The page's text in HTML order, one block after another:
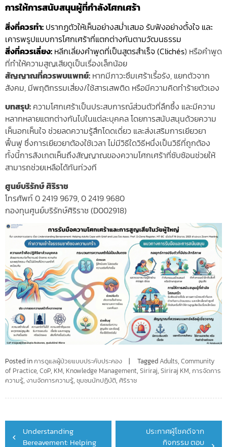
การให้การสนับสนุนผู้ที่กำลังโศกเศร้า
สิ่งที่ควรทำ: ปรากฏตัวให้เห็นอย่างสม่ำเสมอ รับฟังอย่างตั้งใจ และ
เคารพรูปแบบการโศกเศร้าที่แตกต่างกันตามวัฒนธรรม
สิ่งที่ควรเลี่ยง: หลีกเลี่ยงคำพูดที่เป็นสูตรสำเร็จ (Clichés) หรือคำพูด
ที่ทำให้ความสูญเสียดูเป็นเรื่องเล็กน้อย
สัญญาณที่ควรพบแพทย์: หากมีภาวะซึมเศร้าเรื้อรัง, แยกตัวจาก
สังคม, มีพฤติกรรมเสี่ยง/ใช้สารเสพติด หรือมีความคิดทำร้ายตัวเอง
บทสรุป: ความโศกเศร้าเป็นประสบการณ์ส่วนตัวที่ลึกซึ้ง และมีความ
หลากหลายแตกต่างกันไปในแต่ละบุคคล โดยการสนับสนุนด้วยความ
เห็นอกเห็นใจ ช่วยลดความรู้สึกโดดเดี่ยว และส่งเสริมการเยียวยา
ฟื้นฟู ซึ่งการเยียวยาต้องใช้เวลา ไม่มีวิธีใดวิธีหนึ่งเป็นวิธีที่ถูกต้อง
ทั้งนี้การสังเกตเห็นถึงสัญญาณของความโศกเศร้าที่ซับซ้อนช่วยให้
สามารถช่วยเหลือได้ทันท่วงที
ศูนย์บริรักษ์ ศิริราช
โทรศัพท์ 0 2419 9679, 0 2419 9680
กองทุนศูนย์บริรักษ์ศิริราช (D002918)
Posted inการดูแลผู้ป่วยแบบประคับประคอง TaggedAdults, Community
of Practice, CoP, KM, Knowledge Management, Siriraj, Siriraj KM, การจัดการ
ความรู้, งานจัดการความรู้, ชุมชนนักปฏิบัติ, ศิริราช
Post
navigation
Understanding
Bereavement: Helping
ประกาศผู้โชคดีจาก
กิจกรรม ตอบ